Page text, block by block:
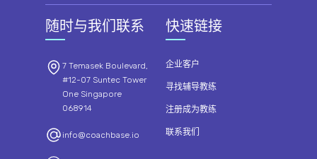
随时与我们联系
7 Temasek Boulevard,
#12-07 Suntec Tower
One Singapore
068914
info@coachbase.io
快速链接
企业客户
寻找辅导教练
注册成为教练
联系我们